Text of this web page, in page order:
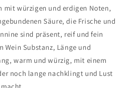
mit würzigen und erdigen Noten,
Säure, die Frische und
sind präsent, reif und fein
Wein Substanz, Länge und
warm und würzig, mit einem
noch lange nachklingt und Lust